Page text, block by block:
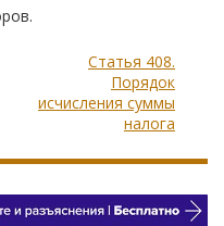
Статья 408.
Порядок
исчисления суммы
налога